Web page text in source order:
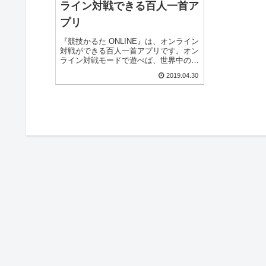
ライン対戦できる百人一首ア
プリ
『競技かるた ONLINE』は、オンライン
対戦ができる百人一首アプリです。オン
ライン対戦モードで遊べば、世界中のプ
きます。スマホ画面でも遊びやすいです
2019.04.30